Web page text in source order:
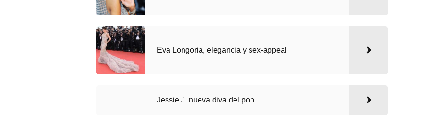
Eva Longoria, elegancia y sex-appeal
Jessie J, nueva diva del pop